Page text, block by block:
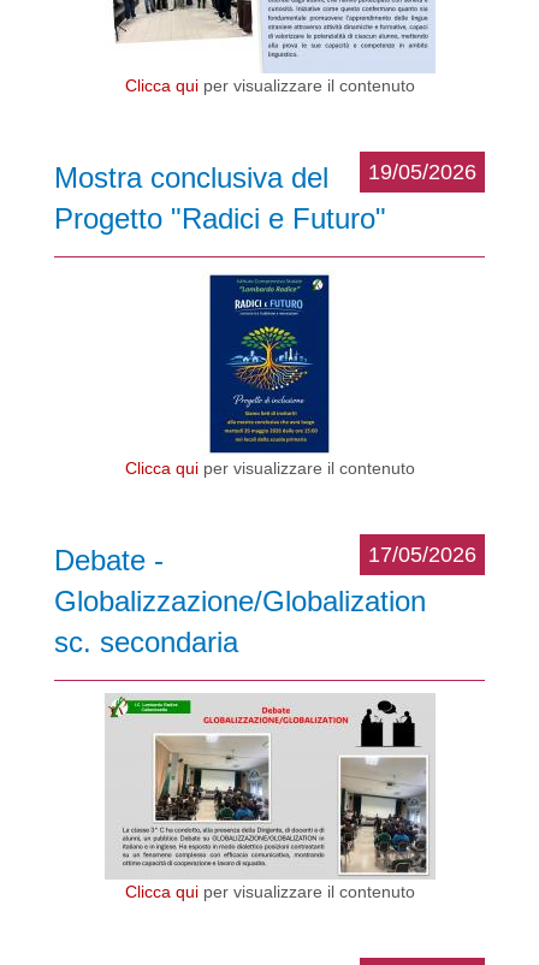
Clicca quiper visualizzare il contenuto
19/05/2026
Mostra conclusiva del
Progetto "Radici e Futuro"
Clicca quiper visualizzare il contenuto
17/05/2026
Debate -
Globalizzazione/Globalization
sc. secondaria
Clicca quiper visualizzare il contenuto